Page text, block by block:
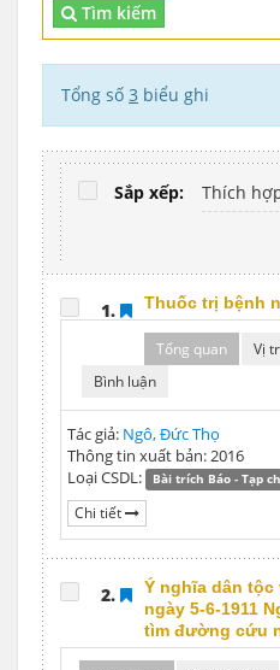
Tìm kiếm
Tổng số 3 biểu ghi
Sắp xếp: Thích
1. Thuốc trị bệnh
Tổng quan Vị
Bình luận
Tác giả: Ngô, Đức Thọ
Thông tin xuất bản: 2016
Loại CSDL:
Bài trích Báo - Tạp
Chi tiết
2.
Ý nghĩa dân
ngày 5-6-1911
tìm đường cứu